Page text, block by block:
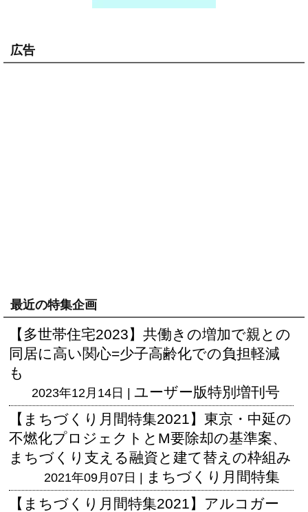
広告
最近の特集企画
【多世帯住宅2023】共働きの増加で親との
同居に高い関心=少子高齢化での負担軽減
も
2023年12月14日 | ユーザー版特別増刊号
【まちづくり月間特集2021】東京・中延の
不燃化プロジェクトとM要除却の基準案、
まちづくり支える融資と建て替えの枠組み
2021年09月07日 | まちづくり月間特集
【まちづくり月間特集2021】アルコガー